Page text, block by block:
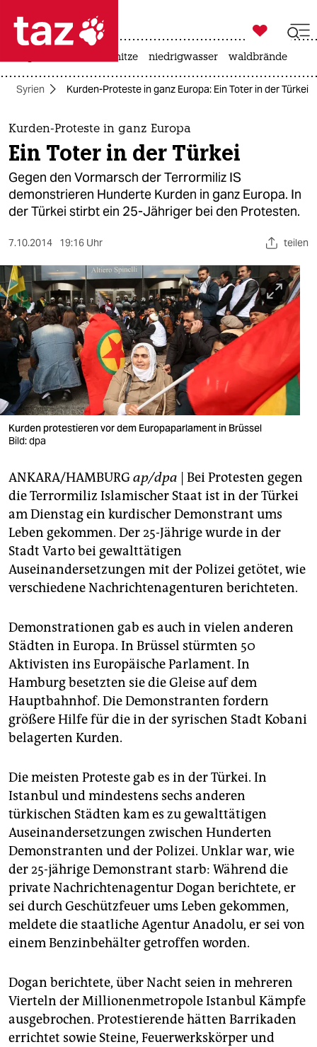
 taz zahl ich
taz zahl ich
themen
politik
öko
sport
berlin
nord
wahrheit
verlag
verlag
veranstaltungen
shop
fragen & hilfe
unterstützen
abo
epaper login

taz zahl ich
hitze niedrigwasser waldbrände
Syrien Kurden-Proteste in ganz Europa: Ein Toter in der Türkei
Kurden-Proteste in ganz Europa
Ein Toter in der Türkei
Gegen den Vormarsch der Terrormiliz IS
demonstrieren Hunderte Kurden in ganz Europa. In
der Türkei stirbt ein 25-Jähriger bei den Protesten.
7.10.2014 19:16 Uhr teilen
Kurden protestieren vor dem Europaparlament in Brüssel
Bild: dpa
ANKARA/HAMBURGap/dpa | Bei Protesten gegen
die Terrormiliz Islamischer Staat ist in der Türkei
am Dienstag ein kurdischer Demonstrant ums
Leben gekommen. Der 25-Jährige wurde in der
Stadt Varto bei gewalttätigen
Auseinandersetzungen mit der Polizei getötet, wie
verschiedene Nachrichtenagenturen berichteten.
Demonstrationen gab es auch in vielen anderen
Städten in Europa. In Brüssel stürmten 50
Aktivisten ins Europäische Parlament. In
Hamburg besetzten sie die Gleise auf dem
Hauptbahnhof. Die Demonstranten fordern
größere Hilfe für die in der syrischen Stadt Kobani
belagerten Kurden.
Die meisten Proteste gab es in der Türkei. In
Istanbul und mindestens sechs anderen
türkischen Städten kam es zu gewalttätigen
Auseinandersetzungen zwischen Hunderten
Demonstranten und der Polizei. Unklar war, wie
der 25-jährige Demonstrant starb: Während die
private Nachrichtenagentur Dogan berichtete, er
sei durch Geschützfeuer ums Leben gekommen,
meldete die staatliche Agentur Anadolu, er sei von
einem Benzinbehälter getroffen worden.
Dogan berichtete, über Nacht seien in mehreren
Vierteln der Millionenmetropole Istanbul Kämpfe
ausgebrochen. Protestierende hätten Barrikaden
errichtet sowie Steine, Feuerwerkskörper und